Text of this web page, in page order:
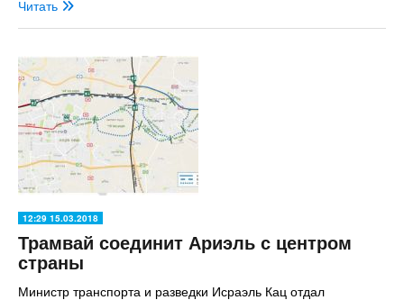
Читать
12:29 15.03.2018
Трамвай соединит Ариэль с центром
страны
Министр транспорта и разведки Исраэль Кац отдал